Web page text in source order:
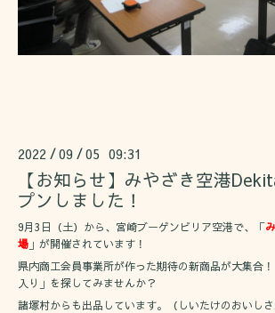
2022 /09 /05 09:31
【お知らせ】みやざき空港
プンしました！
9月3日（土）から、宮崎ブーゲンビリア空港で、「
場 」が開催されています！
県内商工会員事業所が作った期待の新商品が大集合
入り」を探してみませんか？
諸塚村からも出品しています。（しいたけのおいし